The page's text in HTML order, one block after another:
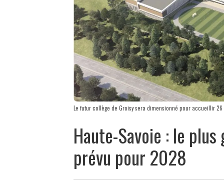
Le futur collège de Groisy sera dimensionné pour accueillir 26
Haute-Savoie : le
prévu pour 2028